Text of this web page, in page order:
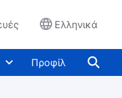
Ελληνικά
Προφίλ